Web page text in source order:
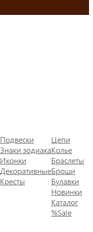
Подвески
Знаки зодиака
Иконки
Декоративные
Кресты
Цепи
Колье
Браслеты
Броши
Булавки
Новинки
Каталог
%Sale